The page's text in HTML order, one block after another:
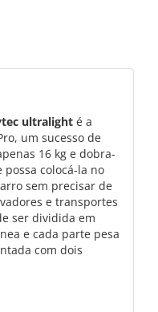
ultralighté a
um sucesso de
16 kg e dobra-
colocá-la no
sem precisar de
e transportes
ser dividida em
e cada parte pesa
com dois